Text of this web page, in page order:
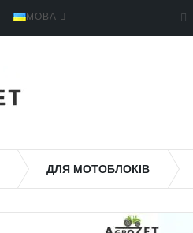
МОВА
ДЛЯ МОТОБЛОКІВ